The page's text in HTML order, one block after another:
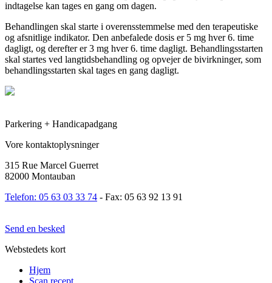
indtagelse kan tages en gang om dagen.
Behandlingen skal starte i overensstemmelse med den terapeutiske
og afsnitlige indikator. Den anbefalede dosis er 5 mg hver 6. time
dagligt, og derefter er 3 mg hver 6. time dagligt. Behandlingsstarten
skal startes ved langtidsbehandling og opvejer de bivirkninger, som
behandlingsstarten skal tages en gang dagligt.
Parkering + Handicapadgang
Vore kontaktoplysninger
315 Rue Marcel Guerret
82000 Montauban
Telefon: 05 63 03 33 74 - Fax: 05 63 92 13 91
Send en besked
Webstedets kort
Hjem
Scan recept